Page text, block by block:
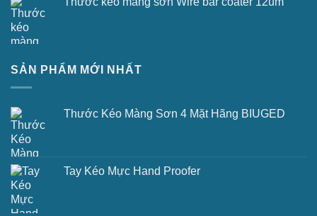
SẢN PHẨM MỚI NHẤT
Thước Kéo Màng Sơn 4 Mặt Hãng BIUGED
Tay Kéo Mực Hand Proofer